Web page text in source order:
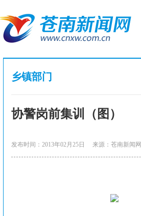
乡镇部门
协警岗前集训（图）
发布时间：2013年02月25日 来源：苍南新闻网